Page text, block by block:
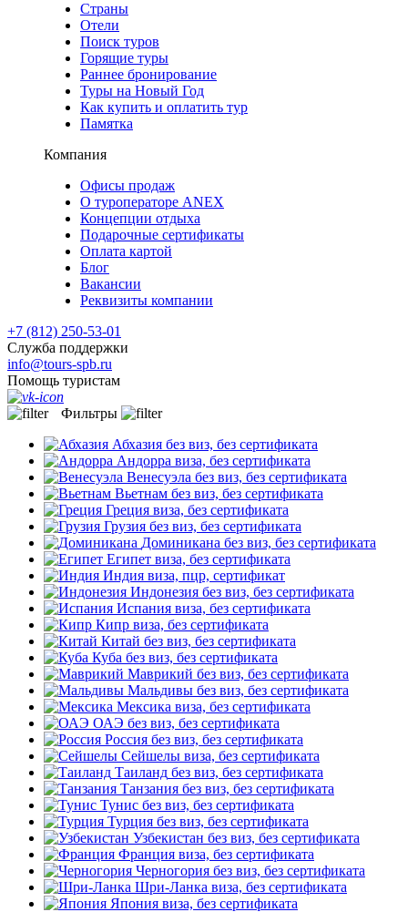
Страны
Отели
Поиск туров
Горящие туры
Раннее бронирование
Туры на Новый Год
Как купить и оплатить тур
Памятка
Компания
Офисы продаж
О туроператоре ANEX
Концепции отдыха
Подарочные сертификаты
Оплата картой
Блог
Вакансии
Реквизиты компании
+7 (812) 250-53-01
Служба поддержки
info@tours-spb.ru
Помощь туристам
Фильтры
Абхазия без виз, без сертификата
Андорра виза, без сертификата
Венесуэла без виз, без сертификата
Вьетнам без виз, без сертификата
Греция виза, без сертификата
Грузия без виз, без сертификата
Доминикана без виз, без сертификата
Египет виза, без сертификата
Индия виза, пцр, сертификат
Индонезия без виз, без сертификата
Испания виза, без сертификата
Кипр виза, без сертификата
Китай без виз, без сертификата
Куба без виз, без сертификата
Маврикий без виз, без сертификата
Мальдивы без виз, без сертификата
Мексика виза, без сертификата
ОАЭ без виз, без сертификата
Россия без виз, без сертификата
Сейшелы виза, без сертификата
Таиланд без виз, без сертификата
Танзания без виз, без сертификата
Тунис без виз, без сертификата
Турция без виз, без сертификата
Узбекистан без виз, без сертификата
Франция виза, без сертификата
Черногория без виз, без сертификата
Шри-Ланка виза, без сертификата
Япония виза, без сертификата